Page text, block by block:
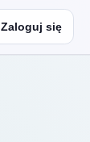
Zaloguj się